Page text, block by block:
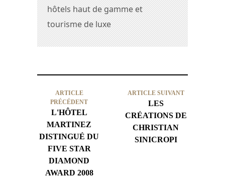
hôtels haut de gamme et
tourisme de luxe
ARTICLE
PRÉCÉDENT
L'HÔTEL
MARTINEZ
DISTINGUÉ DU
FIVE STAR
DIAMOND
AWARD 2008
ARTICLE SUIVANT
LES
CRÉATIONS DE
CHRISTIAN
SINICROPI